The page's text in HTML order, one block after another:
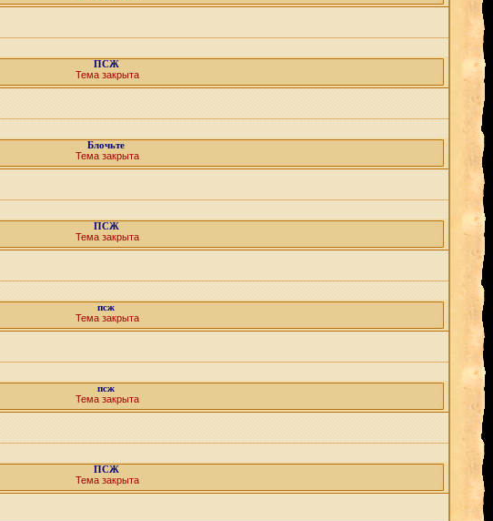
ПСЖ
Тема закрыта
Блочьте
Тема закрыта
ПСЖ
Тема закрыта
псж
Тема закрыта
псж
Тема закрыта
ПСЖ
Тема закрыта